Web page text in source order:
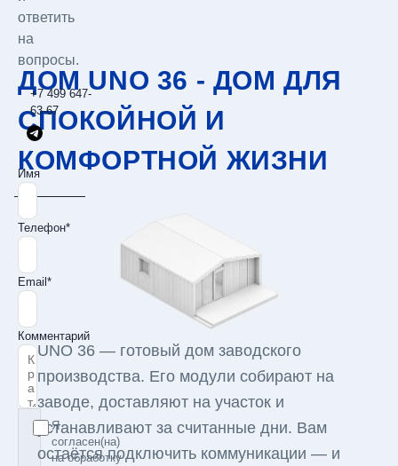
ответить
на
вопросы.
+7 499 647-
63-67
Имя
Телефон*
Email*
Комментарий
Я
согласен(на)
на обработку
ДОМ UNO 36 - ДОМ ДЛЯ
СПОКОЙНОЙ И
КОМФОРТНОЙ ЖИЗНИ
UNO 36 — готовый дом заводского
производства. Его модули собирают на
заводе, доставляют на участок и
устанавливают за считанные дни. Вам
остаётся подключить коммуникации — и